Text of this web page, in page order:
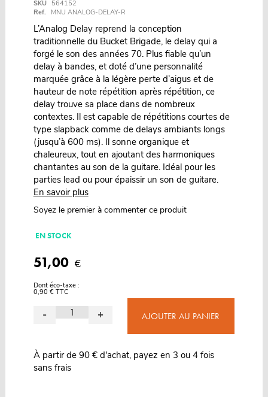
SKU
564152
Ref.
MNU ANALOG-DELAY-R
L’Analog Delay reprend la conception
traditionnelle du Bucket Brigade, le delay qui a
forgé le son des années 70. Plus fiable qu’un
delay à bandes, et doté d’une personnalité
marquée grâce à la légère perte d’aigus et de
hauteur de note répétition après répétition, ce
delay trouve sa place dans de nombreux
contextes. Il est capable de répétitions courtes de
type slapback comme de delays ambiants longs
(jusqu’à 600 ms). Il sonne organique et
chaleureux, tout en ajoutant des harmoniques
chantantes au son de la guitare. Idéal pour les
parties lead ou pour épaissir un son de guitare.
En savoir plus
Soyez le premier à commenter ce produit
EN STOCK
51,00 €
Dont éco-taxe :
0,90 € TTC
- + AJOUTER AU PANIER
À partir de 90 € d'achat, payez en 3 ou 4 fois
sans frais